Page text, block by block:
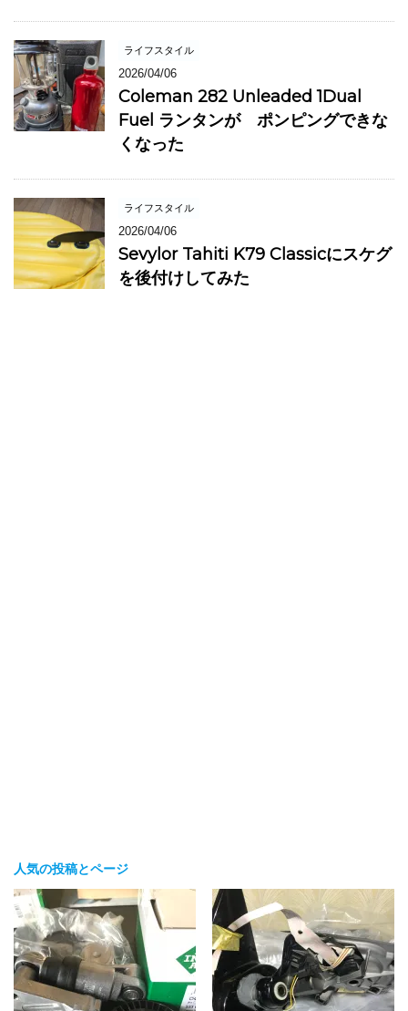
ライフスタイル
2026/04/06
Coleman 282 Unleaded 1Dual
Fuel ランタンが ポンピングできな
くなった
ライフスタイル
2026/04/06
Sevylor Tahiti K79 Classicにスケグ
を後付けしてみた
人気の投稿とページ